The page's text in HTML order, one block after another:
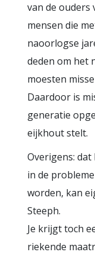
van de ouders
mensen die
naoorlogse
deden om het
moesten
Daardoor is
generatie
eijkhout stelt.
Overigens:
in de
worden, kan
Steeph.
Je krijgt toch
riekende